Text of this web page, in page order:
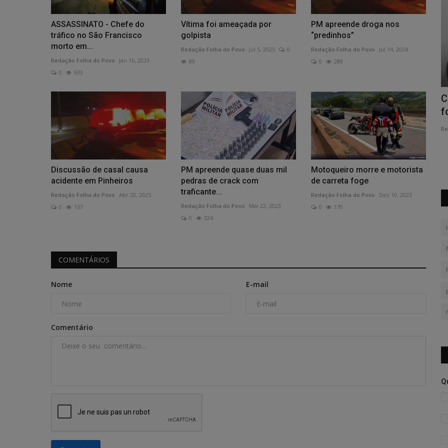
ASSASSINATO - Chefe do
tráfico no São Francisco
morto em...
Redação Folha do Povo
Jan 16, 2023
0
933
Vítima foi ameaçada por
golpista
Redação Folha do Povo Jul 5, 2025
0
89
PM apreende droga nos
“predinhos”
Redação Folha do Povo
Jul 14, 2024
0
288
Discussão de casal causa
acidente em Pinheiros
Redação Folha do Povo Abr 20, 2025
0
157
PM apreende quase duas mil
pedras de crack com
traficante...
Redação Folha do Povo
Mai 22, 2023
0
324
Motoqueiro morre e motorista
de carreta foge
Redação Folha do Povo
Dez 10, 2023
0
170
COMENTÁRIOS
Nome E-mail
Comentário
Coluna Social - Holofote
Redação Folha do Povo Jun 27, 2026 0 117
O agro e a nova geopolítica do
comércio
Redação Ago 1, 2026 0 33
Por Antônio Pitangui de Salvo, produtor rural, engenheiro
agrônomo e presidente...